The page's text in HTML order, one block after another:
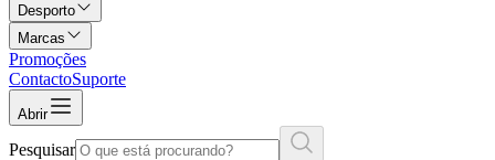
Desporto
Marcas
Promoções
ContactoSuporte
Abrir
Pesquisar